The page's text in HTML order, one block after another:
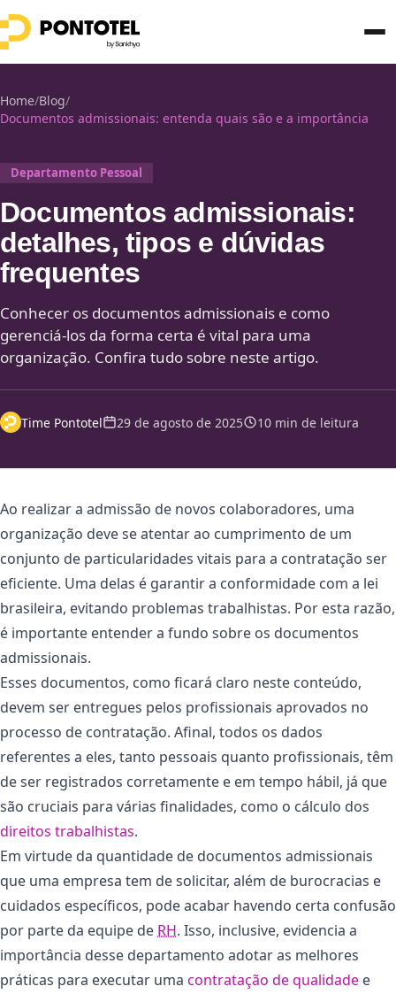
Home/Blog/
Documentos admissionais: entenda quais são e a importância
Departamento Pessoal
Documentos admissionais:
detalhes, tipos e dúvidas
frequentes
Conhecer os documentos admissionais e como
gerenciá-los da forma certa é vital para uma
organização. Confira tudo sobre neste artigo.
Time Pontotel 29 de agosto de 2025 10 min de leitura
Ao realizar a admissão de novos colaboradores, uma
organização deve se atentar ao cumprimento de um
conjunto de particularidades vitais para a contratação ser
eficiente. Uma delas é garantir a conformidade com a lei
brasileira, evitando problemas trabalhistas. Por esta razão,
é importante entender a fundo sobre os documentos
admissionais.
Esses documentos, como ficará claro neste conteúdo,
devem ser entregues pelos profissionais aprovados no
processo de contratação. Afinal, todos os dados
referentes a eles, tanto pessoais quanto profissionais, têm
de ser registrados corretamente e em tempo hábil, já que
são cruciais para várias finalidades, como o cálculo dos
direitos trabalhistas.
Em virtude da quantidade de documentos admissionais
que uma empresa tem de solicitar, além de burocracias e
cuidados específicos, pode acabar havendo certa confusão
por parte da equipe de RH. Isso, inclusive, evidencia a
importância desse departamento adotar as melhores
práticas para executar uma contratação de qualidade e